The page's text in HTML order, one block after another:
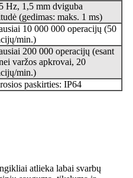
Hz, 1,5 mm dviguba
(gedimas: maks. 1 ms)
10 000 000 operacijų (50
min.)
200 000 operacijų (esant
varžos apkrovai, 20
min.)
paskirties: IP64
atlieka labai svarbų